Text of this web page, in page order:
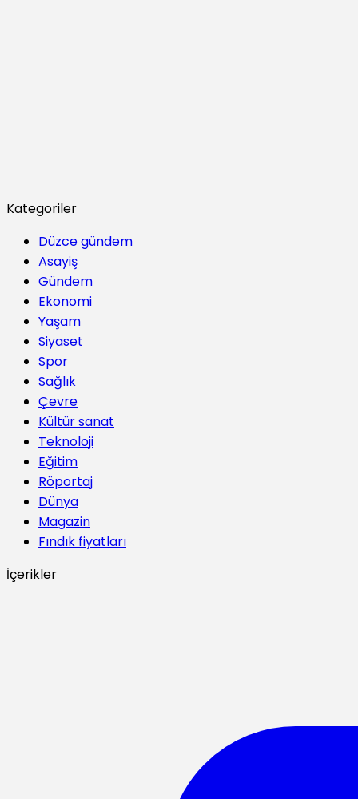
Kategoriler
Düzce gündem
Asayiş
Gündem
Ekonomi
Yaşam
Siyaset
Spor
Sağlık
Çevre
Kültür sanat
Teknoloji
Eğitim
Röportaj
Dünya
Magazin
Fındık fiyatları
İçerikler